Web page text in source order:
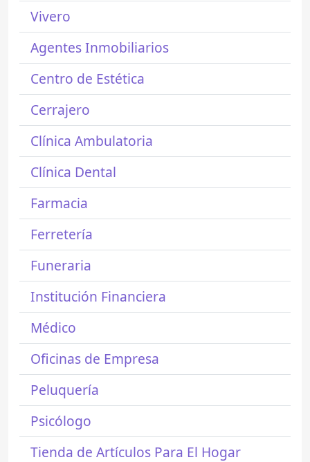
Vivero
Agentes Inmobiliarios
Centro de Estética
Cerrajero
Clínica Ambulatoria
Clínica Dental
Farmacia
Ferretería
Funeraria
Institución Financiera
Médico
Oficinas de Empresa
Peluquería
Psicólogo
Tienda de Artículos Para El Hogar